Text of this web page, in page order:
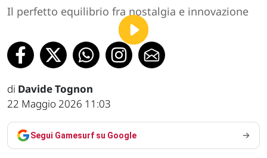
Il perfetto equilibrio fra nostalgia e innovazione
di Davide Tognon
22 Maggio 2026 11:03
Segui Gamesurf su Google